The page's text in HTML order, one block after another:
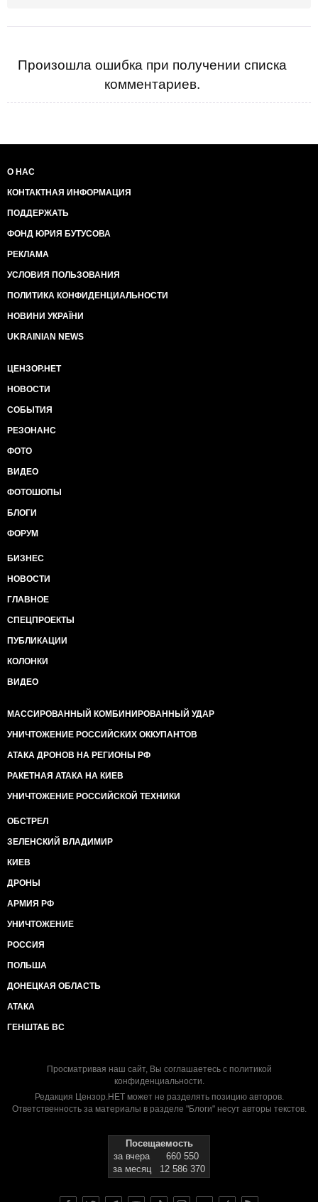
Произошла ошибка при получении списка
комментариев.
О НАС
КОНТАКТНАЯ ИНФОРМАЦИЯ
ПОДДЕРЖАТЬ
ФОНД ЮРИЯ БУТУСОВА
РЕКЛАМА
УСЛОВИЯ ПОЛЬЗОВАНИЯ
ПОЛИТИКА КОНФИДЕНЦИАЛЬНОСТИ
НОВИНИ УКРАЇНИ
UKRAINIAN NEWS
ЦЕНЗОР.НЕТ
НОВОСТИ
СОБЫТИЯ
РЕЗОНАНС
ФОТО
ВИДЕО
ФОТОШОПЫ
БЛОГИ
ФОРУМ
БИЗНЕС
НОВОСТИ
ГЛАВНОЕ
СПЕЦПРОЕКТЫ
ПУБЛИКАЦИИ
КОЛОНКИ
ВИДЕО
МАССИРОВАННЫЙ КОМБИНИРОВАННЫЙ УДАР
УНИЧТОЖЕНИЕ РОССИЙСКИХ ОККУПАНТОВ
АТАКА ДРОНОВ НА РЕГИОНЫ РФ
РАКЕТНАЯ АТАКА НА КИЕВ
УНИЧТОЖЕНИЕ РОССИЙСКОЙ ТЕХНИКИ
ОБСТРЕЛ
ЗЕЛЕНСКИЙ ВЛАДИМИР
КИЕВ
ДРОНЫ
АРМИЯ РФ
УНИЧТОЖЕНИЕ
РОССИЯ
ПОЛЬША
ДОНЕЦКАЯ ОБЛАСТЬ
АТАКА
ГЕНШТАБ ВС
Просматривая наш сайт, Вы соглашаетесь с политикой
конфиденциальности.
Редакция Цензор.НЕТ может не разделять позицию авторов.
Ответственность за материалы в разделе "Блоги" несут авторы текстов.
Посещаемость
за вчера
660 550
за месяц
12 586 370